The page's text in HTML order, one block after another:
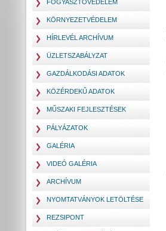
FOGYASZTÓVÉDELEM
KÖRNYEZETVÉDELEM
HÍRLEVÉL ARCHÍVUM
ÜZLETSZABÁLYZAT
GAZDÁLKODÁSI ADATOK
KÖZÉRDEKŰ ADATOK
MŰSZAKI FEJLESZTÉSEK
PÁLYÁZATOK
GALÉRIA
VIDEÓ GALÉRIA
ARCHÍVUM
NYOMTATVÁNYOK LETÖLTÉSE
REZSIPONT